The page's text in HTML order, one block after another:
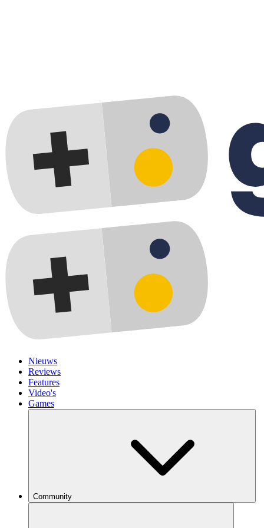
Nieuws
Reviews
Features
Video's
Games
Community